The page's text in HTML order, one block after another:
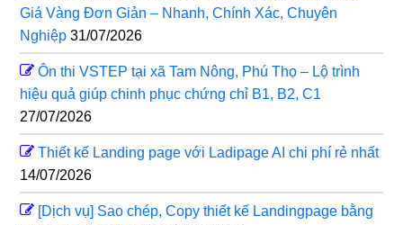
Giá Vàng Đơn Giản – Nhanh, Chính Xác, Chuyên
Nghiệp 31/07/2026
Ôn thi VSTEP tại xã Tam Nông, Phú Thọ – Lộ trình
hiệu quả giúp chinh phục chứng chỉ B1, B2, C1
27/07/2026
Thiết kế Landing page với Ladipage AI chi phí rẻ nhất
14/07/2026
[Dịch vụ] Sao chép, Copy thiết kế Landingpage bằng